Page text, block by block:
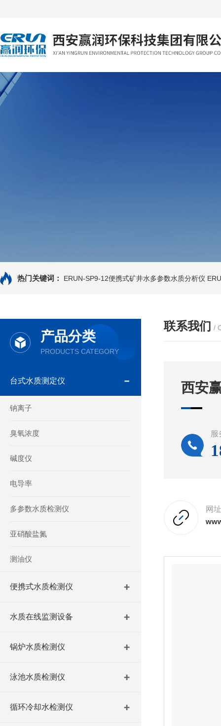
热门关键词： ERUN-SP9-12便携式矿井水多参数水质分析仪
产品分类
PRODUCTS CATEGORY
台式水质测定仪
钠离子
臭氧浓度
碱度仪
电导率
多参数水质检测仪
亚硝酸盐氮
测油仪
便携式水质检测仪
水质在线监测设备
锅炉水质检测仪
泳池水质检测仪
循环冷却水检测仪
联系我们 /
西安
服
网址